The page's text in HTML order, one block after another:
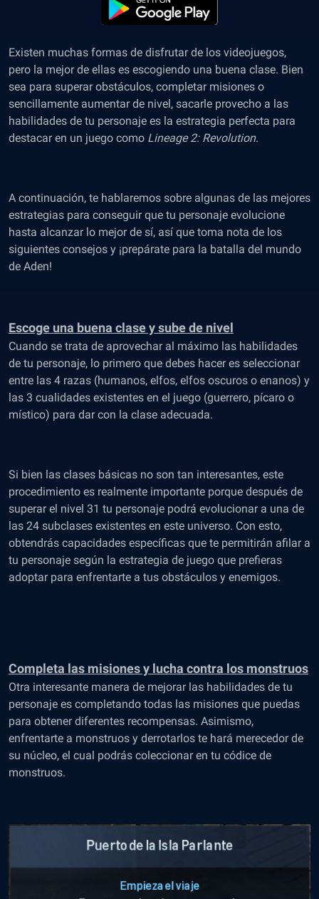
Existen muchas formas de disfrutar de los videojuegos,
pero la mejor de ellas es escogiendo una buena clase. Bien
sea para superar obstáculos, completar misiones o
sencillamente aumentar de nivel, sacarle provecho a las
habilidades de tu personaje es la estrategia perfecta para
destacar en un juego como Lineage 2: Revolution.
A continuación, te hablaremos sobre algunas de las mejores
estrategias para conseguir que tu personaje evolucione
hasta alcanzar lo mejor de sí, así que toma nota de los
siguientes consejos y ¡prepárate para la batalla del mundo
de Aden!
Escoge una buena clase y sube de nivel
Cuando se trata de aprovechar al máximo las habilidades
de tu personaje, lo primero que debes hacer es seleccionar
entre las 4 razas (humanos, elfos, elfos oscuros o enanos) y
las 3 cualidades existentes en el juego (guerrero, pícaro o
místico) para dar con la clase adecuada.
Si bien las clases básicas no son tan interesantes, este
procedimiento es realmente importante porque después de
superar el nivel 31 tu personaje podrá evolucionar a una de
las 24 subclases existentes en este universo. Con esto,
obtendrás capacidades específicas que te permitirán afilar a
tu personaje según la estrategia de juego que prefieras
adoptar para enfrentarte a tus obstáculos y enemigos.
Completa las misiones y lucha contra los monstruos
Otra interesante manera de mejorar las habilidades de tu
personaje es completando todas las misiones que puedas
para obtener diferentes recompensas. Asimismo,
enfrentarte a monstruos y derrotarlos te hará merecedor de
su núcleo, el cual podrás coleccionar en tu códice de
monstruos.